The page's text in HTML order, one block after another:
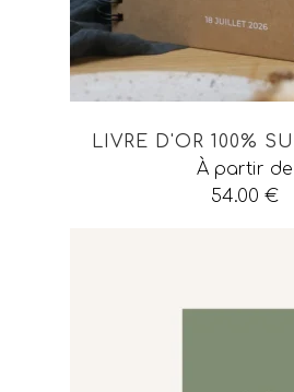
LIVRE D'OR 100%
À partir de
54.00 €